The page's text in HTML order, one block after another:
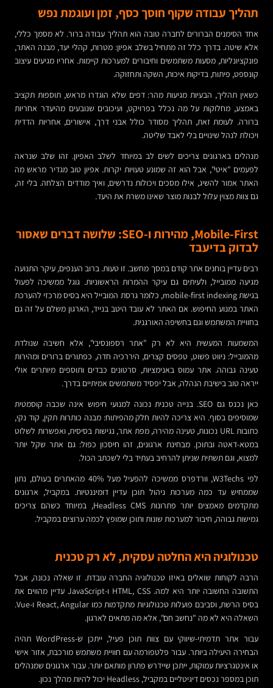
תהליך עבודה שקוף חוסך כסף, זמן ועוגמת נפש
אחד הסימנים הברורים לחברה טובה הוא תהליך עבודה ברור. לא מסמך כללי,
אלא שיטה. בדרך כלל זה מתחיל בשלב אפיון: מטרות, קהלי יעד, מבנה האתר,
פונקציונליות, מסעות משתמשים וחיבורים למערכות קיימות. אחריו מגיעים עיצוב
קונספט, פיתוח, בדיקות איכות, השקה ותחזוקה.
כשאין תהליך, הבעיות מגיעות מהר: דפים שלא הוגדרו מראש, תוספות תקציב
באמצע, מחלוקות על מה נכלל בפרויקט, ועיכובים שנובעים מהיעדר אחריות
ברורה. לעומת זאת, תהליך מסודר כולל אבני דרך, אישורים, אחריות הדדית
ויכולת לנהל שינויים בלי לאבד שליטה.
מנהלים בארגונים צריכים לשים לב במיוחד לשלב האפיון. זהו שלב שנראה
לפעמים "איטי", אבל הוא זה שמונע טעויות יקרות. אפיון טוב מגדיר מראש מה
האתר אמור להשיג, אילו מסכים ויכולות נדרשים, ואיך מודדים הצלחה. בלי זה,
גם צוות מצוין עלול לבנות מוצר שאינו משרת את היעד.
Mobile-First, מהירות ו-SEO: שלושה דברים שאסור
לבדוק בדיעבד
רבים עדיין בוחנים אתר קודם במסך מחשב. זו טעות. ברוב הענפים, עיקר התנועה
מגיעה ממובייל, ולעיתים גם עיקר ההמרות הראשוניות. גוגל ממשיכה לפעול
בגישת mobile-first indexing, כלומר גרסת המובייל היא בסיס מרכזי להערכת
האתר במנוע החיפוש. אם האתר לא עובד היטב בנייד, הארגון משלם על זה גם
בחוויית המשתמש וגם בחשיפה האורגנית.
המשמעות המעשית היא לא רק "אתר רספונסיבי", אלא חשיבה שנולדת
מהמובייל: ניווט פשוט, טפסים קצרים, היררכיה חדה, כפתורים ברורים ומהירות
טעינה גבוהה. אתר עמוס באנימציות, סרטונים כבדים ותוספים מיותרים אולי
ייראה טוב בישיבת הנהלה, אבל יפסיד משתמשים אמיתיים בדרך.
כאן נכנס גם SEO. בנייה טכנית נכונה למנועי חיפוש אינה שכבה קוסמטית
שמוסיפים בסוף. היא צריכה להיות חלק מהפיתוח: מבנה כותרות תקין, קוד נקי,
כתובות URL נכונות, טעינה מהירה, מפת אתר, נגישות בסיסית, ואפשרות לשלוט
במטא-דאטה ובתוכן. מבחינת ארגונים, זהו חיסכון כפול: גם אתר שקל יותר
למצוא, וגם תשתית שניתן להרחיב בעתיד בלי לשכתב הכול.
לפי W3Techs, וורדפרס ממשיכה להפעיל מעל 40% מהאתרים בעולם, נתון
שממחיש עד כמה מערכות ניהול תוכן עדיין דומיננטיות. במקביל, ארגונים
מתקדמים מאמצים יותר פתרונות Headless CMS, במיוחד כשהם צריכים
גמישות גבוהה, חיבור למערכות שונות ותוכן שמופץ לכמה ערוצים במקביל.
טכנולוגיה היא החלטה עסקית, לא רק טכנית
הרבה לקוחות שואלים באיזו טכנולוגיה החברה עובדת. זו שאלה נכונה, אבל
התשובה החשובה יותר היא למה. HTML, CSS ו-JavaScript עדיין מהווים את
בסיס הרשת, וסביבם פועלות טכנולוגיות מתקדמות כמו React, Angular ו-Vue.
השאלה היא לא מה "נחשב חם", אלא מה מתאים לארגון.
עבור אתר תדמיתי-שיווקי עם צוות תוכן פעיל, ייתכן ש-WordPress תהיה
הבחירה היעילה ביותר. עבור פלטפורמה עם חוויית משתמש מורכבת, אזור אישי
או אינטגרציות עמוקות, ייתכן שיידרש פתרון מותאם יותר. עבור ארגונים שמנהלים
תוכן במספר נכסים דיגיטליים במקביל, Headless יכול להיות מהלך נכון.